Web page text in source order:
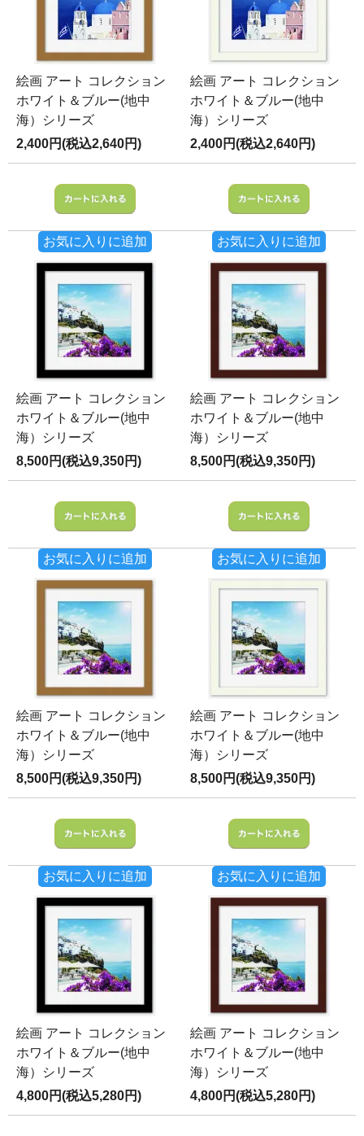
絵画 アート コレクション
ホワイト＆ブルー(地中
海）シリーズ
2,400円(税込2,640円)
お気に入りに追加
絵画 アート コレクション
ホワイト＆ブルー(地中
海）シリーズ
2,400円(税込2,640円)
お気に入りに追加
絵画 アート コレクション
ホワイト＆ブルー(地中
海）シリーズ
8,500円(税込9,350円)
お気に入りに追加
絵画 アート コレクション
ホワイト＆ブルー(地中
海）シリーズ
8,500円(税込9,350円)
お気に入りに追加
絵画 アート コレクション
ホワイト＆ブルー(地中
海）シリーズ
8,500円(税込9,350円)
お気に入りに追加
絵画 アート コレクション
ホワイト＆ブルー(地中
海）シリーズ
8,500円(税込9,350円)
お気に入りに追加
絵画 アート コレクション
ホワイト＆ブルー(地中
海）シリーズ
4,800円(税込5,280円)
絵画 アート コレクション
ホワイト＆ブルー(地中
海）シリーズ
4,800円(税込5,280円)